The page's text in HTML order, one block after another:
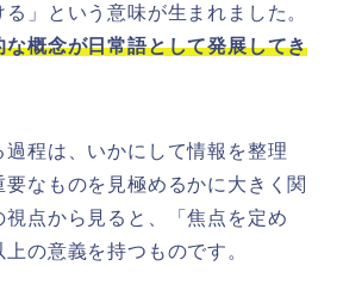
」という意味が生まれました。
概念が日常語として発展してき
程は、いかにして情報を整理
要なものを見極めるかに大きく関
視点から見ると、「焦点を定め
の意義を持つものです。